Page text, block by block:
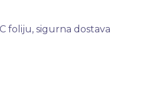
foliju, sigurna dostava